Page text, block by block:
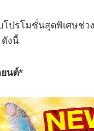
โปรโมชั่นสุดพิเศษช่ว
ดังนี้
ยนต์*